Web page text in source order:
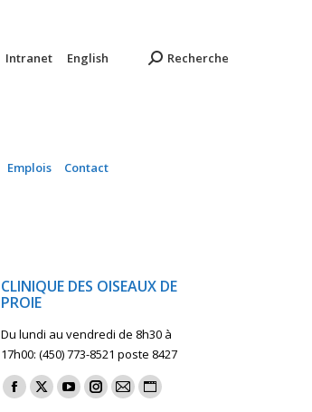
Intranet English Recherche
Emplois Contact
CLINIQUE DES OISEAUX DE
PROIE
Du lundi au vendredi de 8h30 à
17h00: (450) 773-8521 poste 8427
Find us on:
Facebook
X
YouTubeInstagram
Mail Website